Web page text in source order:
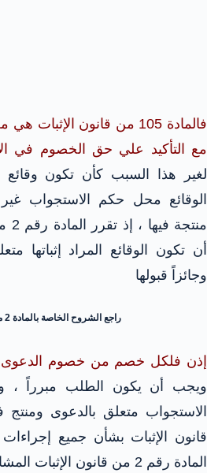
فالمادة 105 من قانون
مع التأكيد علي حق الخصوم في
لغير هذا السبب كأن تكون
الوقائع محل حكم الاستجواب
أن تكون الوقائع المراد إثباتها
وجائزاً قبولها
راجع الشروح الخاصة بالمادة 2 من قانون الإثبات
إذن فلكل خصم من خصوم
ويجب أن يكون الطلب مبرراً ،
الاستجواب متعلق بالدعوى
قانون الإثبات بشأن جميع
المادة رقم 2 من قانون الإثبات المشار إليها